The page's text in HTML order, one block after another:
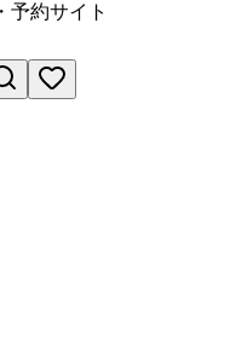
予約サイト